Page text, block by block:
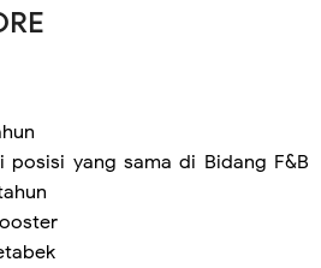
posisi yang sama di Bidang F&B